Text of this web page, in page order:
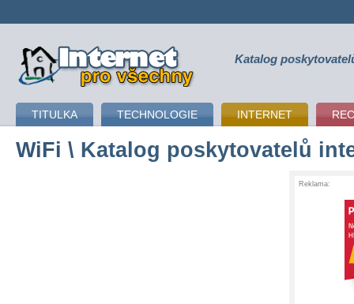
připojení k internetu Katalog
TITULKA TECHNOLOGIE INTERNET
WiFi \ Katalog poskytovatelů
Reklama: